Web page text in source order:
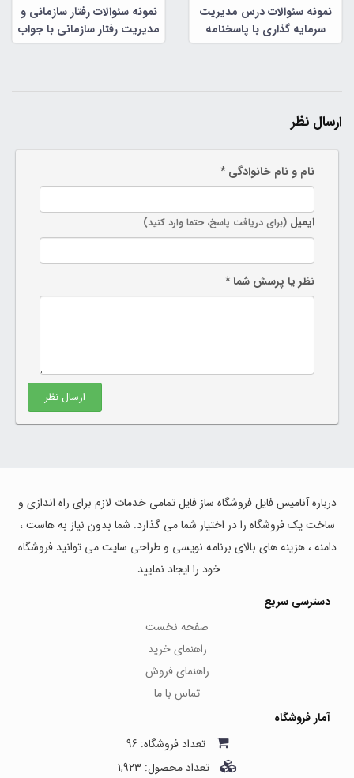
نمونه سئوالات درس مدیریت
سرمایه گذاری با پاسخنامه
نمونه سئوالات رفتار سازمانی و
مدیریت رفتار سازمانی با جواب
ارسال نظر
نام و نام خانوادگی *
ایمیل (برای دریافت پاسخ، حتما وارد کنید)
نظر یا پرسش شما *
ارسال نظر
درباره آنامیس فایل فروشگاه ساز فایل تمامی خدمات لازم برای راه اندازی و
ساخت یک فروشگاه را در اختیار شما می گذارد. شما بدون نیاز به هاست ،
دامنه ، هزینه های بالای برنامه نویسی و طراحی سایت می توانید فروشگاه
خود را ایجاد نمایید
دسترسی سریع
صفحه نخست
راهنمای خرید
راهنمای فروش
تماس با ما
آمار فروشگاه
تعداد فروشگاه: 96
تعداد محصول: 1,923